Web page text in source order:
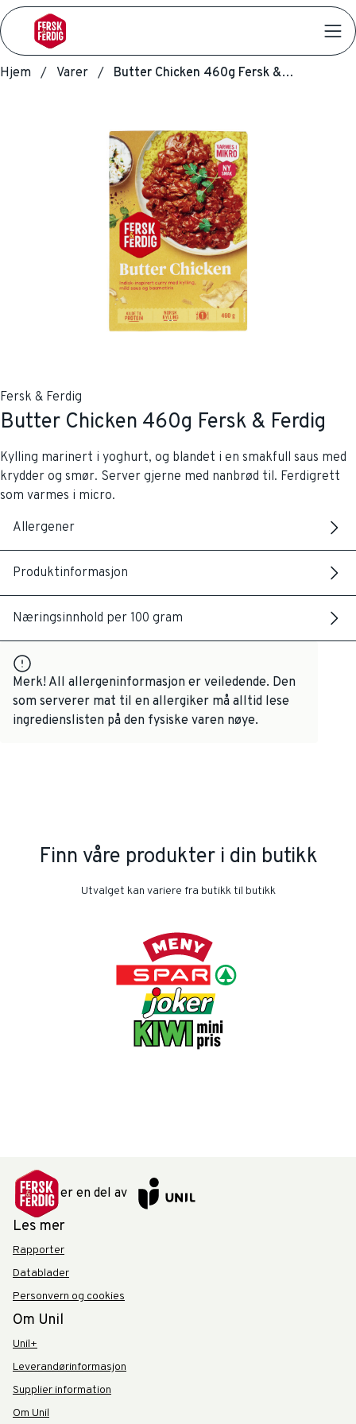
Hjem Varer Butter Chicken 460g Fersk & Ferdig
Fersk & Ferdig
Butter Chicken 460g Fersk & Ferdig
Kylling marinert i yoghurt, og blandet i en smakfull saus med
krydder og smør. Server gjerne med nanbrød til. Ferdigrett
som varmes i micro.
Allergener
Produktinformasjon
Næringsinnhold per 100 gram
Merk! All allergeninformasjon er veiledende. Den
som serverer mat til en allergiker må alltid lese
ingredienslisten på den fysiske varen nøye.
Finn våre produkter i din butikk
Utvalget kan variere fra butikk til butikk
er en del av
Les mer
Rapporter
Datablader
Personvern og cookies
Om Unil
Unil+
Leverandørinformasjon
Supplier information
Om Unil